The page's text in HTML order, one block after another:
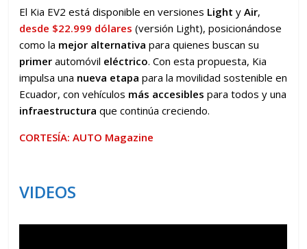
El Kia EV2 está disponible en versiones Light yAir,
desde $22.999 dólares(versión Light), posicionándose
como la mejor alternativa para quienes buscan su
primer automóvil eléctrico. Con esta propuesta, Kia
impulsa una nueva etapa para la movilidad sostenible en
Ecuador, con vehículos más accesibles para todos y una
infraestructura que continúa creciendo.
CORTESÍA: AUTO Magazine
VIDEOS